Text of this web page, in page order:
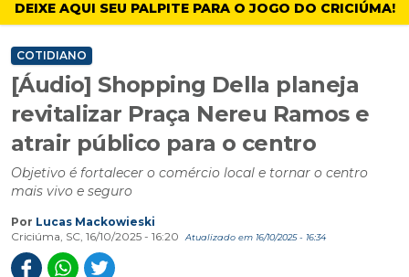
DEIXE AQUI SEU PALPITE PARA O JOGO DO CRICIÚMA!
COTIDIANO
[Áudio] Shopping Della planeja
revitalizar Praça Nereu Ramos e
atrair público para o centro
Objetivo é fortalecer o comércio local e tornar o centro
mais vivo e seguro
Por Lucas Mackowieski
Criciúma, SC, 16/10/2025 - 16:20
Atualizado em 16/10/2025 - 16:34